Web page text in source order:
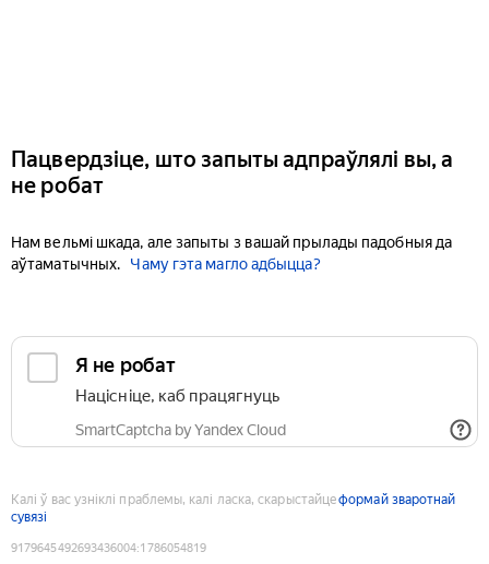
Пацвердзіце, што запыты адпраўлялі вы, а
не робат
Нам вельмі шкада, але запыты з вашай прылады падобныя да
аўтаматычных.
Чаму гэта магло адбыцца?
Я не робат
Націсніце, каб працягнуць
SmartCaptcha by Yandex Cloud
Калі ў вас узніклі праблемы, калі ласка, скарыстайцеформай зваротнай
сувязі
9179645492693436004:1786054819